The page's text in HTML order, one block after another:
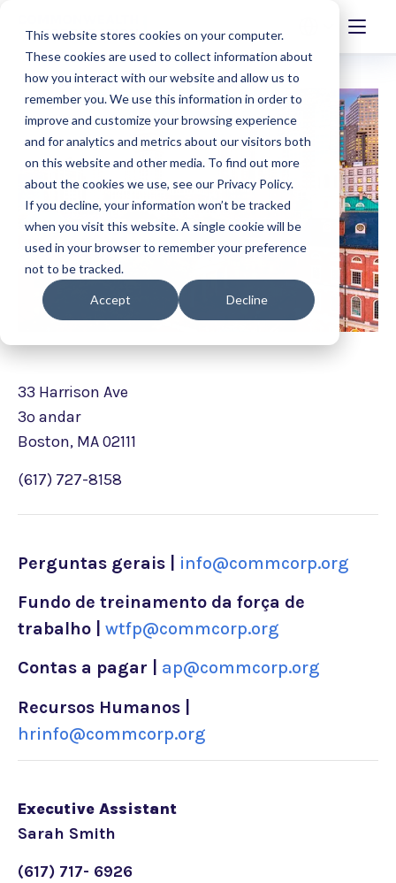
This website stores cookies on your computer.
These cookies are used to collect information about
how you interact with our website and allow us to
remember you. We use this information in order to
improve and customize your browsing experience
and for analytics and metrics about our visitors both
on this website and other media. To find out more
about the cookies we use, see our Privacy Policy.
If you decline, your information won’t be tracked
when you visit this website. A single cookie will be
used in your browser to remember your preference
not to be tracked.
Accept Decline
33 Harrison Ave
3º andar
Boston, MA 02111
(617) 727-8158
Perguntas gerais | info@commcorp.org
Fundo de treinamento da força de
trabalho | wtfp@commcorp.org
Contas a pagar | ap@commcorp.org
Recursos Humanos |
hrinfo@commcorp.org
Executive Assistant
Sarah Smith
(617) 717- 6926